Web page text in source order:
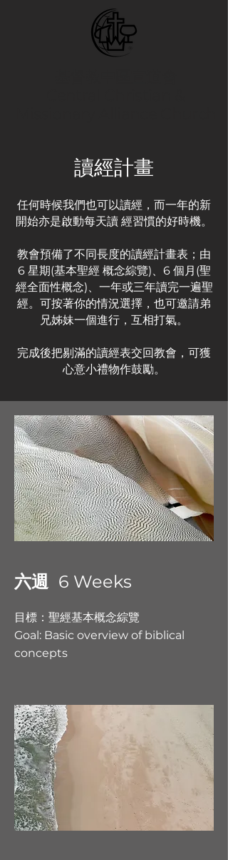
讀經計畫
任何時候我們也可以讀經，而一年的新
開始亦是啟動每天讀 經習慣的好時機。
教會預備了不同長度的讀經計畫表；由
6 星期(基本聖經 概念綜覽)、6 個月(聖
經全面性概念)、一年或三年讀完一遍聖
經。可按著你的情況選擇，也可邀請弟
兄姊妹一個進行，互相打氣。
完成後把剔滿的讀經表交回教會，可獲
心意小禮物作鼓勵。
六週 6 Weeks
目標：聖經基本概念綜覽
Goal: Basic overview of biblical
concepts